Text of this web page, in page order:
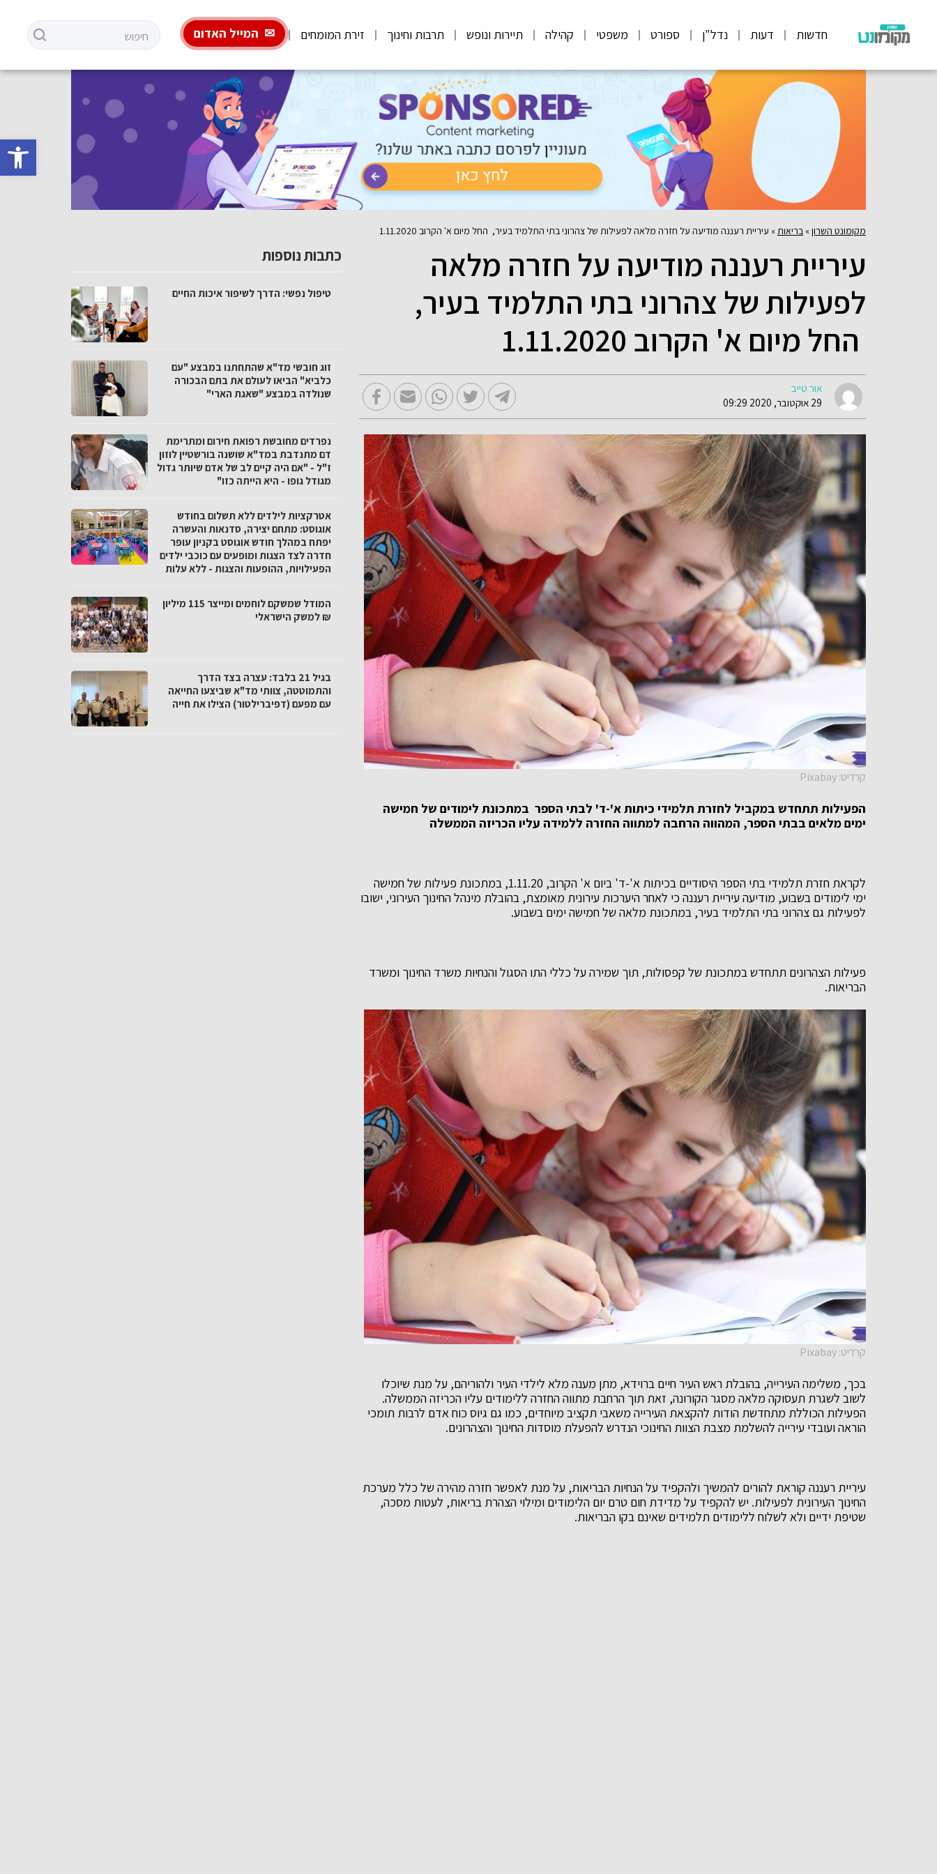
פתח
חדשות דעות נדל"ן ספורט משפטי קהילה תיירות ונופש תרבות וחינוך זירת המומחים המייל האדום
מקומונט השרון» בריאות » עיריית רעננה מודיעה על חזרה מלאה לפעילות של צהרוני בתי התלמיד בעיר, החל מיום א' הקרוב 1.11.2020
עיריית רעננה מודיעה על חזרה מלאה
לפעילות של צהרוני בתי התלמיד בעיר,
החל מיום א' הקרוב 1.11.2020
אור טייב
29 אוקטובר, 2020 09:29
קרדיט: Pixabay
הפעילות תתחדש במקביל לחזרת תלמידי כיתות א'-ד' לבתי הספר במתכונת לימודים של חמישה
ימים מלאים בבתי הספר, המהווה הרחבה למתווה החזרה ללמידה עליו הכריזה הממשלה
לקראת חזרת תלמידי בתי הספר היסודיים בכיתות א'-ד' ביום א' הקרוב, 1.11.20, במתכונת פעילות של חמישה
ימי לימודים בשבוע, מודיעה עיריית רעננה כי לאחר היערכות עירונית מאומצת, בהובלת מינהל החינוך העירוני, ישובו
לפעילות גם צהרוני בתי התלמיד בעיר, במתכונת מלאה של חמישה ימים בשבוע.
פעילות הצהרונים תתחדש במתכונת של קפסולות, תוך שמירה על כללי התו הסגול והנחיות משרד החינוך ומשרד
הבריאות.
קרדיט: Pixabay
בכך, משלימה העירייה, בהובלת ראש העיר חיים ברוידא, מתן מענה מלא לילדי העיר ולהוריהם, על מנת שיוכלו
לשוב לשגרת תעסוקה מלאה מסגר הקורונה, זאת תוך הרחבת מתווה החזרה ללימודים עליו הכריזה הממשלה.
הפעילות הכוללת מתחדשת הודות להקצאת העירייה משאבי תקציב מיוחדים, כמו גם גיוס כוח אדם לרבות תומכי
הוראה ועובדי עירייה להשלמת מצבת הצוות החינוכי הנדרש להפעלת מוסדות החינוך והצהרונים.
עיריית רעננה קוראת להורים להמשיך ולהקפיד על הנחיות הבריאות, על מנת לאפשר חזרה מהירה של כלל מערכת
החינוך העירונית לפעילות. יש להקפיד על מדידת חום טרם יום הלימודים ומילוי הצהרת בריאות, לעטות מסכה,
שטיפת ידיים ולא לשלוח ללימודים תלמידים שאינם בקו הבריאות.
כתבות נוספות
טיפול נפשי: הדרך לשיפור איכות החיים
זוג חובשי מד"א שהתחתנו במבצע "עם
כלביא" הביאו לעולם את בתם הבכורה
שנולדה במבצע "שאגת הארי"
נפרדים מחובשת רפואת חירום ומתרימת
דם מתנדבת במד"א שושנה בורשטיין לוזון
ז"ל - "אם היה קיים לב של אדם שיותר גדול
מגודל גופו - היא הייתה כזו"
אטרקציות לילדים ללא תשלום בחודש
אוגוסט: מתחם יצירה, סדנאות והעשרה
יפתח במהלך חודש אוגוסט בקניון עופר
חדרה לצד הצגות ומופעים עם כוכבי ילדים
הפעילויות, ההופעות והצגות - ללא עלות
המודל שמשקם לוחמים ומייצר 115 מיליון
₪ למשק הישראלי
בגיל 21 בלבד: עצרה בצד הדרך
והתמוטטה, צוותי מד"א שביצעו החייאה
עם מפעם (דפיברילטור) הצילו את חייה